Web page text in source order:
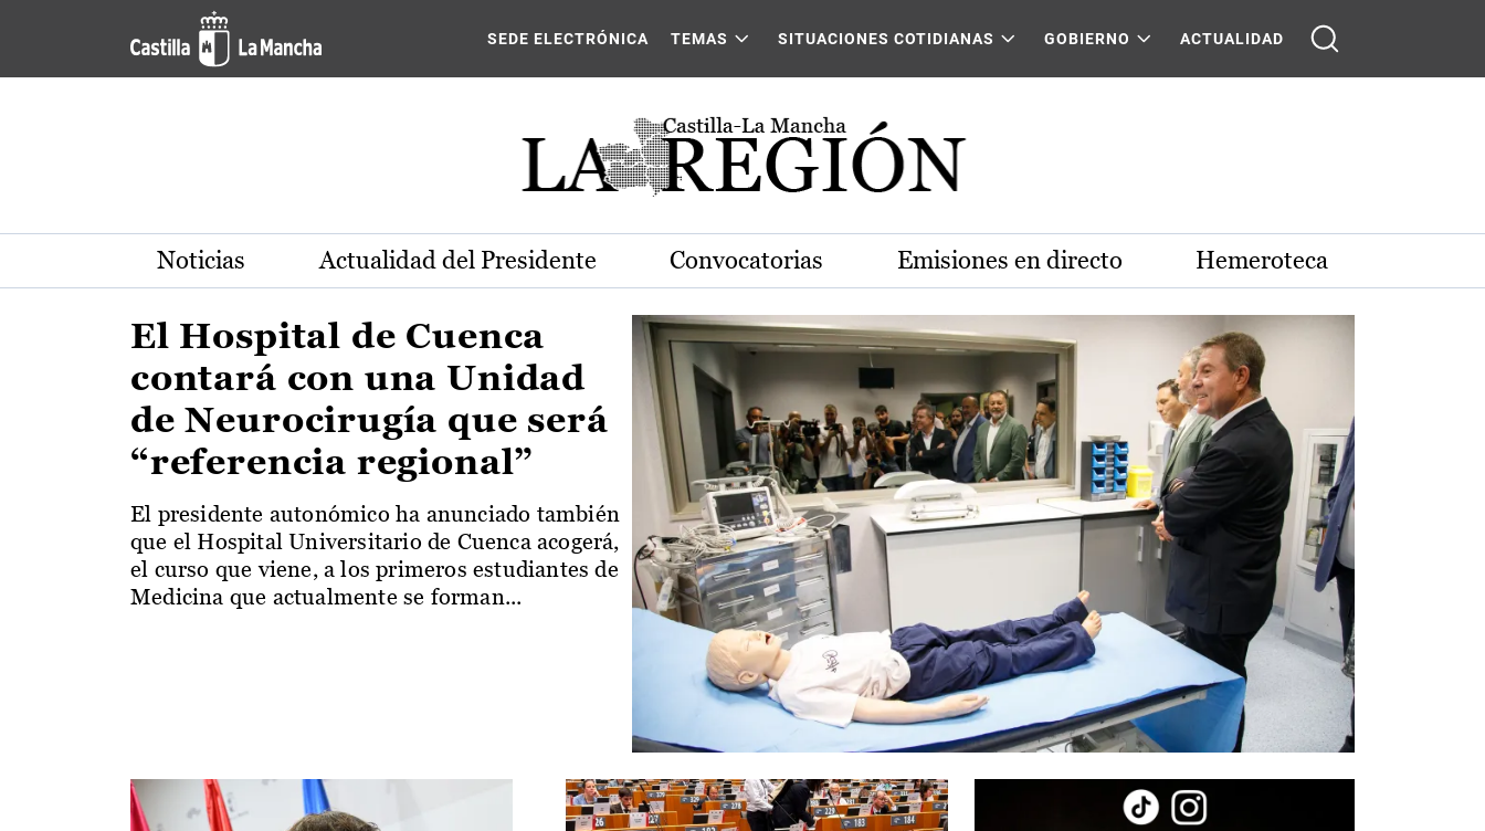
Pasar al contenido principal
Actualidad de la región de Castilla-La Mancha
SEDE ELECTRÓNICA TEMAS SITUACIONES COTIDIANAS GOBIERNO ACTUALIDAD
Noticias Actualidad del Presidente Convocatorias Emisiones en directo Hemeroteca
El Hospital de Cuenca
contará con una Unidad
de Neurocirugía que será
“referencia regional”
El presidente autonómico ha anunciado también
que el Hospital Universitario de Cuenca acogerá,
el curso que viene, a los primeros estudiantes de
Medicina que actualmente se forman...